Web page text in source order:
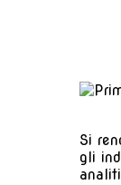
Si
gli